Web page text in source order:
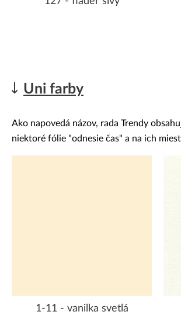
Uni farby
Ako napovedá názov, rada Trendy
niektoré fólie "odnesie čas" a na ich
1-11 - vanilka svetlá